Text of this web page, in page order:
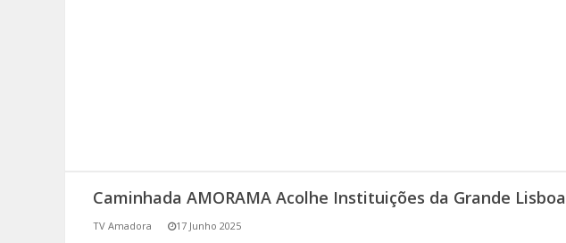
(RE) PENSAMENTOS
Caminhada AMORAMA Acolhe Instituições da Grande Lisboa
TV Amadora 17 Junho 2025